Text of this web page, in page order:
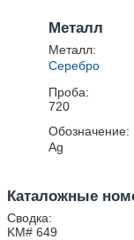
Металл
Металл:
Серебро
Проба:
720
Обозначение:
Ag
Каталожные
Сводка:
KM# 649